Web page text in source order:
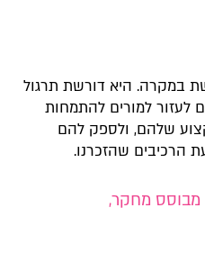
במקרה. היא דורשת תרגול
לעזור למורים להתמחות
שלהם, ולספק להם
הרכיבים שהזכרנו.
מבוסס מחקר,